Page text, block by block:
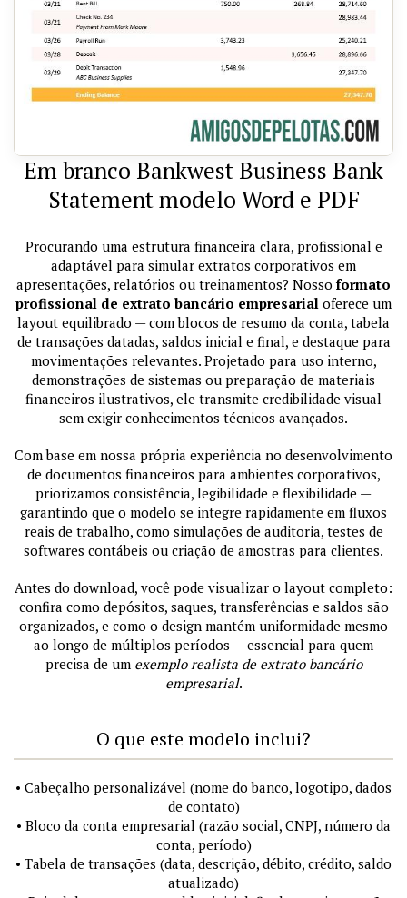
Em branco Bankwest Business Bank
Statement modelo Word e PDF
Procurando uma estrutura financeira clara, profissional e
adaptável para simular extratos corporativos em
apresentações, relatórios ou treinamentos? Nosso formato
profissional de extrato bancário empresarial oferece um
layout equilibrado — com blocos de resumo da conta, tabela
de transações datadas, saldos inicial e final, e destaque para
movimentações relevantes. Projetado para uso interno,
demonstrações de sistemas ou preparação de materiais
financeiros ilustrativos, ele transmite credibilidade visual
sem exigir conhecimentos técnicos avançados.
Com base em nossa própria experiência no desenvolvimento
de documentos financeiros para ambientes corporativos,
priorizamos consistência, legibilidade e flexibilidade —
garantindo que o modelo se integre rapidamente em fluxos
reais de trabalho, como simulações de auditoria, testes de
softwares contábeis ou criação de amostras para clientes.
Antes do download, você pode visualizar o layout completo:
confira como depósitos, saques, transferências e saldos são
organizados, e como o design mantém uniformidade mesmo
ao longo de múltiplos períodos — essencial para quem
precisa de um exemplo realista de extrato bancário
empresarial.
O que este modelo inclui?
• Cabeçalho personalizável (nome do banco, logotipo, dados
de contato)
• Bloco da conta empresarial (razão social, CNPJ, número da
conta, período)
• Tabela de transações (data, descrição, débito, crédito, saldo
atualizado)